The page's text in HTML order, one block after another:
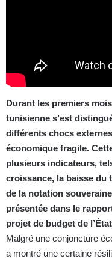
Durant les premiers mois
tunisienne s’est
différents chocs
économique fragile.
plusieurs indicateurs,
croissance, la baisse du
de la notation
présentée dans le
projet de budget de
Malgré une conjoncture
a montré une certaine